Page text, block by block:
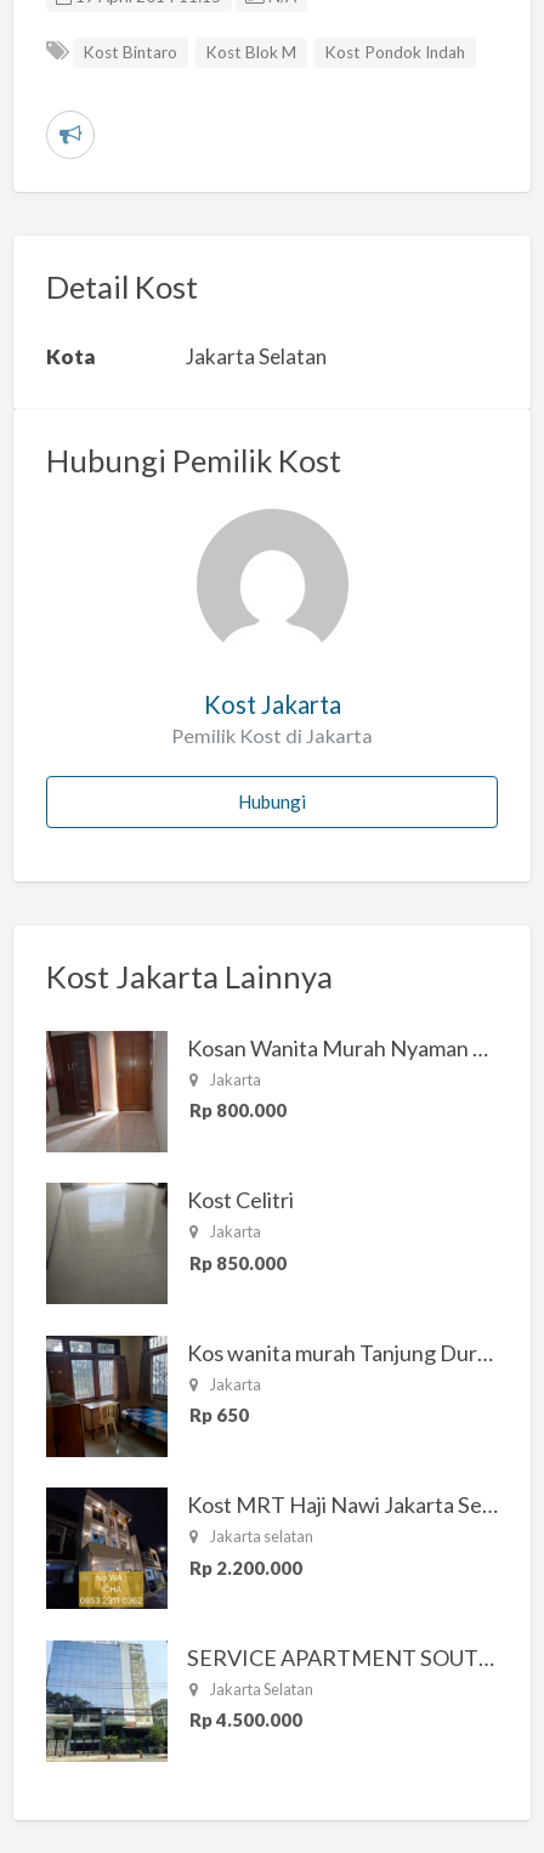
Kost Bintaro Kost Blok M Kost Pondok Indah
L
r
a
s
Detail Kost
Kota Jakarta Selatan
Hubungi Pemilik Kost
Kost Jakarta
Pemilik Kost di Jakarta
Hubungi
Kost Jakarta Lainnya
Kosan Wanita Murah Nyaman di Jakarta Selatan
Jakarta
Rp 800.000
Kost Celitri
Jakarta
Rp 850.000
Kos wanita murah Tanjung Duren Jakarta Barat
Jakarta
Rp 650
Kost MRT Haji Nawi Jakarta Selatan
Jakarta selatan
Rp 2.200.000
SERVICE APARTMENT SOUTH RESIDENCE
Jakarta Selatan
Rp 4.500.000